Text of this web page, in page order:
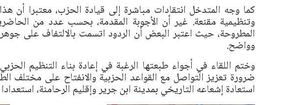
كما وجه المتدخل انتقادات مباشرة إلى قيادة الحزب، معتبرا
وتنظيمية مقنعة. غير أن الأجوبة المقدمة، بحسب عدد من
المطروحة، حيث اعتبر البعض أن الردود اتسمت بالالتفاف على
وواضح.
وختم اللقاء في أجواء طبعتها الرغبة في إعادة بناء التنظيم
ضرورة تعزيز التواصل مع القواعد الحزبية والانفتاح على مختلف
استعادة إشعاعه التاريخي بمدينة ابن جرير وإقليم الرحامنة،